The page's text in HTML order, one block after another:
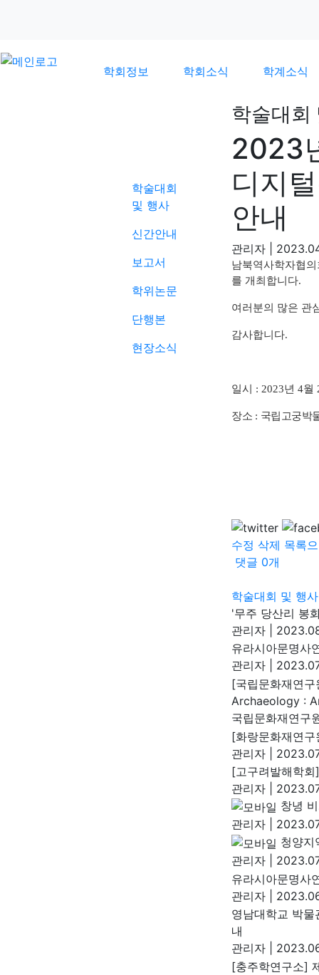
학회정보 학회소식 학계소식
학술대회
및 행사
신간안내
보고서
학위논문
단행본
현장소식
학술대회
2023
디지
안내
관리자
남북역사학자협
를 개최합니다.
여러분의 많은 관
감사합니다.
일시 : 2023년 4월
장소 : 국립고궁박
수정 삭제 목록
댓글 0개
학술대회 및 행사
'무주 당산리 봉
관리자
유라시아문명사
관리자
[국립문화재연
Archaeology :
국립문화재연구
[화랑문화재연
관리자
[고구려발해학
관리자
창녕
관리자
청양지
관리자
유라시아문명사
관리자
영남대학교 박
내
관리자
[충주학연구소]